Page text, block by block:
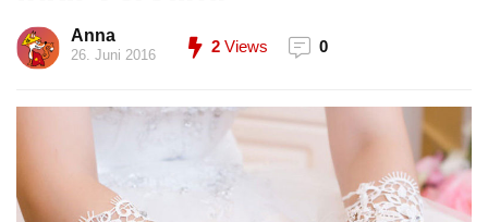
Anna
26. Juni 2016 2 Views 0